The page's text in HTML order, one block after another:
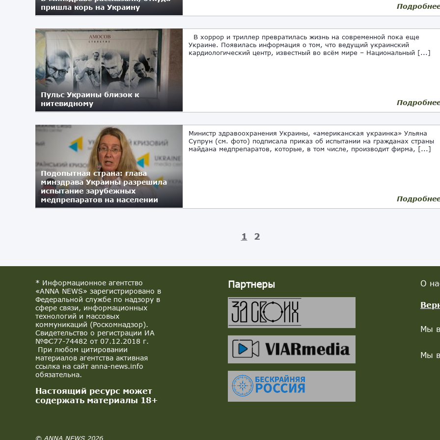
пришла корь на Украину
16.01.2018
Пульс Украины близок к
нитевидному
В хоррор и триллер превратилась жизнь на современной пока еще
Украине. Появилась информация о том, что ведущий украинский
кардиологический центр, известный во всём мире – Национальный [...]
04.08.2017
Подопытная страна: глава
минздрава Украины разрешила
испытание зарубежных
медпрепаратов на населении
Министр здравоохранения Украины, «американская украинка» Ульяна
Супрун (см. фото) подписала приказ об испытании на гражданах страны
майдана медпрепаратов, которые, в том числе, производит фирма, [...]
28.01.2017
1 2
* Информационное агентство
«ANNA NEWS» зарегистрировано в
Федеральной службе по надзору в
сфере связи, информационных
технологий и массовых
коммуникаций (Роскомнадзор).
Свидетельство о регистрации ИА
№ФС77-74482 от 07.12.2018 г.
При любом цитировании
материалов агентства активная
ссылка на сайт anna-news.info
обязательна.
Настоящий ресурс может
содержать материалы 18+
© ANNA NEWS 2026
Партнеры О
Мы
Мы